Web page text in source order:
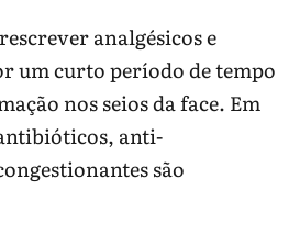
analgésicos e
um curto período de tempo
nos seios da face. Em
anti-
são